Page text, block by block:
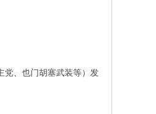
党、也门胡塞武装等）发